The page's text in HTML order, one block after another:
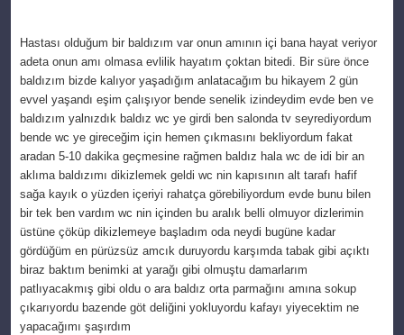
Hastası olduğum bir baldızım var onun amının içi bana hayat veriyor
adeta onun amı olmasa evlilik hayatım çoktan bitedi. Bir süre önce
baldızım bizde kalıyor yaşadığım anlatacağım bu hikayem 2 gün
evvel yaşandı eşim çalışıyor bende senelik izindeydim evde ben ve
baldızım yalnızdık baldız wc ye girdi ben salonda tv seyrediyordum
bende wc ye gireceğim için hemen çıkmasını bekliyordum fakat
aradan 5-10 dakika geçmesine rağmen baldız hala wc de idi bir an
aklıma baldızımı dikizlemek geldi wc nin kapısının alt tarafı hafif
sağa kayık o yüzden içeriyi rahatça görebiliyordum evde bunu bilen
bir tek ben vardım wc nin içinden bu aralık belli olmuyor dizlerimin
üstüne çöküp dikizlemeye başladım oda neydi bugüne kadar
gördüğüm en pürüzsüz amcık duruyordu karşımda tabak gibi açıktı
biraz baktım benimki at yarağı gibi olmuştu damarlarım
patlıyacakmış gibi oldu o ara baldız orta parmağını amına sokup
çıkarıyordu bazende göt deliğini yokluyordu kafayı yiyecektim ne
yapacağımı şaşırdım